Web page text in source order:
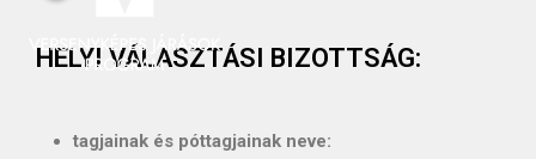
HELYI VÁLASZTÁSI BIZOTTSÁG:
tagjainak és póttagjainak neve: